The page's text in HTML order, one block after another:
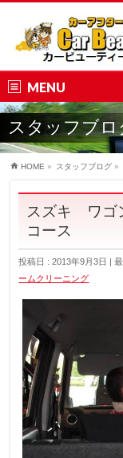
MENU
スタッフブロ
HOME » スタッフブログ »
スズキ ワゴ
コース
投稿日 : 2013年9月3日
ームクリーニング